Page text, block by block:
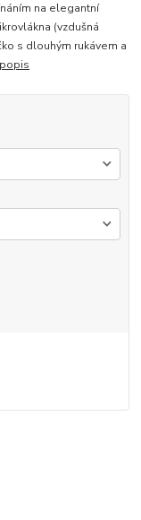
na elegantní
(vzdušná
s dlouhým rukávem a